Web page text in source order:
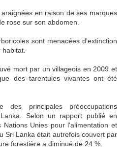
en raison de ses marques
rose sur son abdomen.
sont menacées d'extinction
mort par un villageois en 2009 et
des tarentules vivantes ont été
des principales préoccupations
Selon un rapport publié en
Unies pour l'alimentation et
Sri Lanka était autrefois couvert par
forestière a diminué de 24 %.